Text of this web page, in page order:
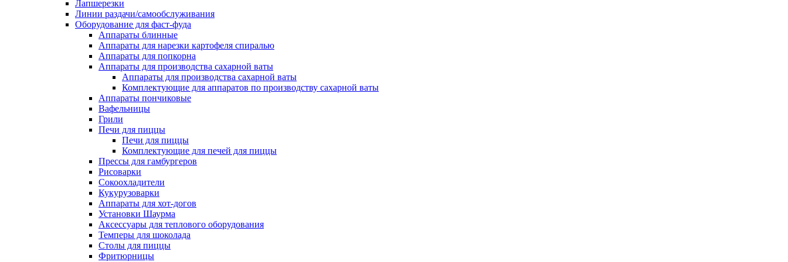
Лапшерезки
Линии раздачи/самообслуживания
Оборудование для фаст-фуда
Аппараты блинные
Аппараты для нарезки картофеля спиралью
Аппараты для попкорна
Аппараты для производства сахарной ваты
Аппараты для производства сахарной ваты
Комплектующие для аппаратов по производству сахарной ваты
Аппараты пончиковые
Вафельницы
Грили
Печи для пиццы
Печи для пиццы
Комплектующие для печей для пиццы
Прессы для гамбургеров
Рисоварки
Сокоохладители
Кукурузоварки
Аппараты для хот-догов
Установки Шаурма
Аксессуары для теплового оборудования
Темперы для шоколада
Столы для пиццы
Фритюрницы